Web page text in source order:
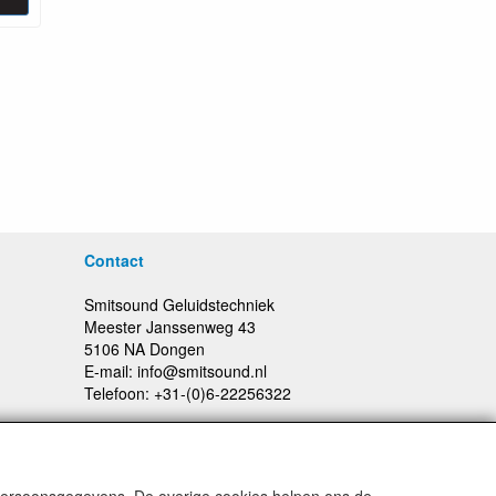
Contact
Smitsound Geluidstechniek
Meester Janssenweg 43
5106 NA Dongen
E-mail: info@smitsound.nl
Telefoon: +31-(0)6-22256322